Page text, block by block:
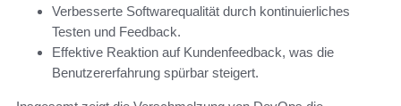
Verbesserte Softwarequalität durch kontinuierliches
Testen und Feedback.
Effektive Reaktion auf Kundenfeedback, was die
Benutzererfahrung spürbar steigert.